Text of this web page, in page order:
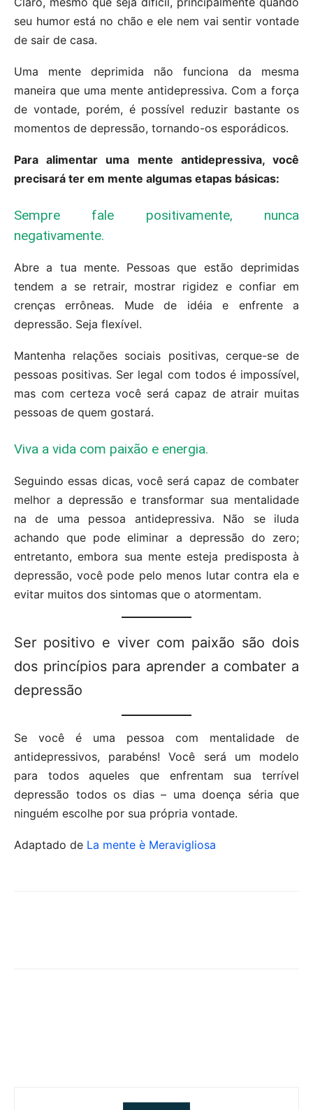
seu humor está no chão e ele nem vai sentir vontade
de sair de casa.
Uma mente deprimida não funciona da mesma
maneira que uma mente antidepressiva. Com a força
de vontade, porém, é possível reduzir bastante os
momentos de depressão, tornando-os esporádicos.
Para alimentar uma mente antidepressiva, você
precisará ter em mente algumas etapas básicas:
Sempre fale positivamente, nunca
negativamente.
Abre a tua mente. Pessoas que estão deprimidas
tendem a se retrair, mostrar rigidez e confiar em
crenças errôneas. Mude de idéia e enfrente a
depressão. Seja flexível.
Mantenha relações sociais positivas, cerque-se de
pessoas positivas. Ser legal com todos é impossível,
mas com certeza você será capaz de atrair muitas
pessoas de quem gostará.
Viva a vida com paixão e energia.
Seguindo essas dicas, você será capaz de combater
melhor a depressão e transformar sua mentalidade
na de uma pessoa antidepressiva. Não se iluda
achando que pode eliminar a depressão do zero;
entretanto, embora sua mente esteja predisposta à
depressão, você pode pelo menos lutar contra ela e
evitar muitos dos sintomas que o atormentam.
Ser positivo e viver com paixão são dois
dos princípios para aprender a combater a
depressão
Se você é uma pessoa com mentalidade de
antidepressivos, parabéns! Você será um modelo
para todos aqueles que enfrentam sua terrível
depressão todos os dias – uma doença séria que
ninguém escolhe por sua própria vontade.
Adaptado de La mente è Meravigliosa